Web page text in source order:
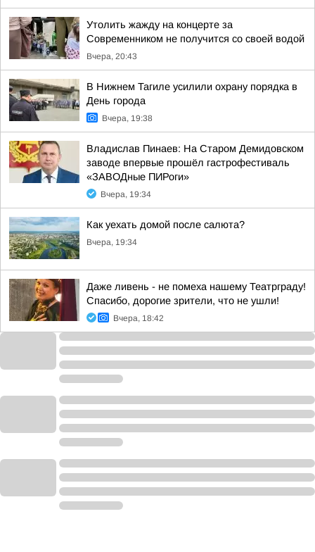
Утолить жажду на концерте за
Современником не получится со своей водой
Вчера, 20:43
В Нижнем Тагиле усилили охрану порядка в
День города
Вчера, 19:38
Владислав Пинаев: На Старом Демидовском
заводе впервые прошёл гастрофестиваль
«ЗАВОДные ПИРоги»
Вчера, 19:34
Как уехать домой после салюта?
Вчера, 19:34
Даже ливень - не помеха нашему Театрграду!
Спасибо, дорогие зрители, что не ушли!
Вчера, 18:42